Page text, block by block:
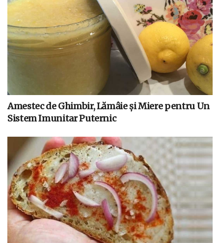
Amestec de Ghimbir, Lămâie și Miere pentru Un
Sistem Imunitar Puternic